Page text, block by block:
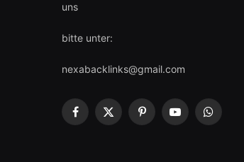
uns
bitte unter:
nexabacklinks@gmail.com
Facebook
X
PinterestYouTube